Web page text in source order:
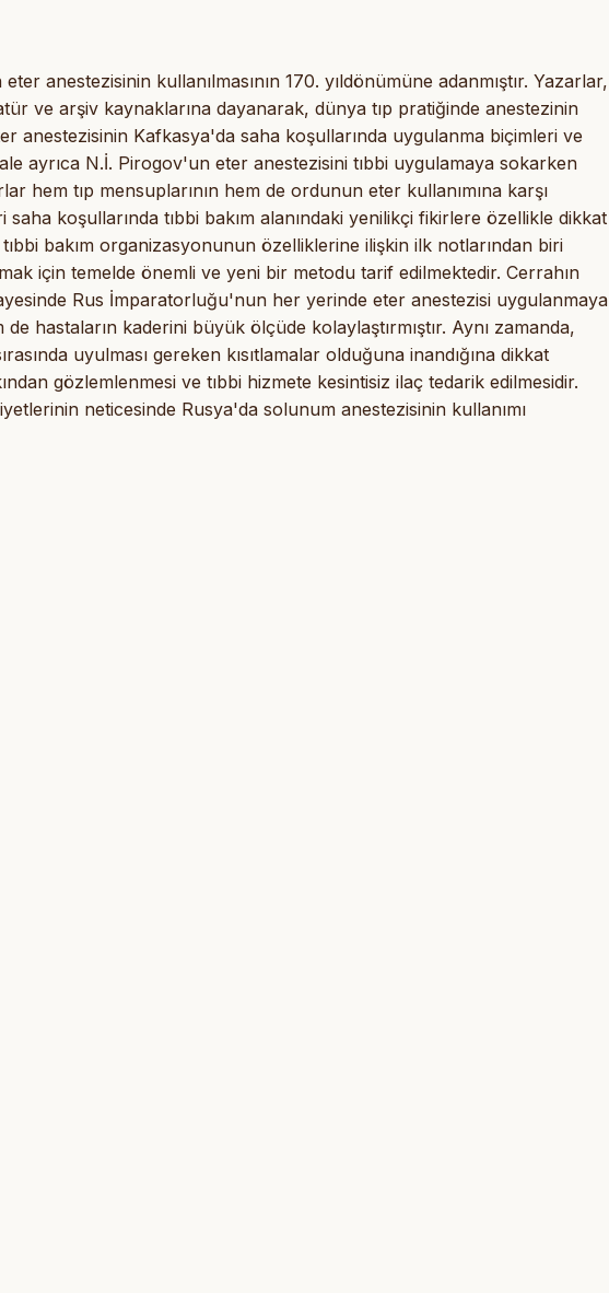
anestezisinin kullanılmasının 170. yıldönümüne adanmıştır. Yazarlar,
ve arşiv kaynaklarına dayanarak, dünya tıp pratiğinde anestezinin
anestezisinin Kafkasya'da saha koşullarında uygulanma biçimleri ve
ayrıca N.İ. Pirogov'un eter anestezisini tıbbi uygulamaya sokarken
hem tıp mensuplarının hem de ordunun eter kullanımına karşı
koşullarında tıbbi bakım alanındaki yenilikçi fikirlere özellikle dikkat
bakım organizasyonunun özelliklerine ilişkin ilk notlarından biri
için temelde önemli ve yeni bir metodu tarif edilmektedir. Cerrahın
Rus İmparatorluğu'nun her yerinde eter anestezisi uygulanmaya
hastaların kaderini büyük ölçüde kolaylaştırmıştır. Aynı zamanda,
uyulması gereken kısıtlamalar olduğuna inandığına dikkat
gözlemlenmesi ve tıbbi hizmete kesintisiz ilaç tedarik edilmesidir.
neticesinde Rusya'da solunum anestezisinin kullanımı